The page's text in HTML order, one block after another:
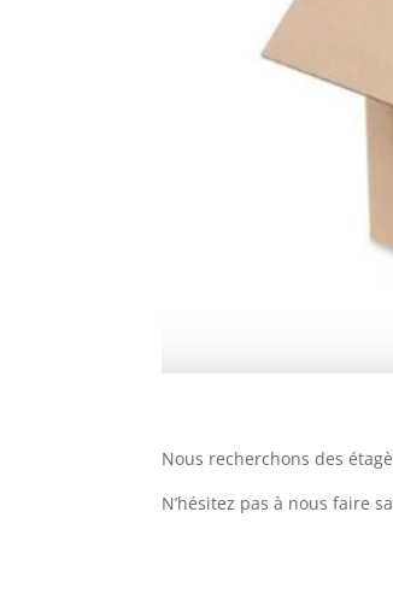
Nous recherchons des
N’hésitez pas à nous faire